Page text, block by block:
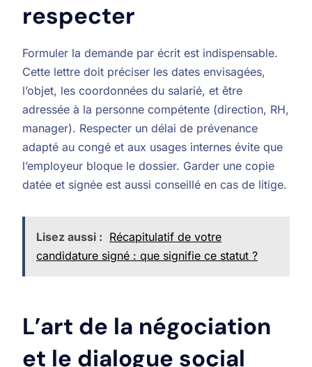
respecter
Formuler la demande par écrit est indispensable.
Cette lettre doit préciser les dates envisagées,
l’objet, les coordonnées du salarié, et être
adressée à la personne compétente (direction, RH,
manager). Respecter un délai de prévenance
adapté au congé et aux usages internes évite que
l’employeur bloque le dossier. Garder une copie
datée et signée est aussi conseillé en cas de litige.
Lisez aussi : Récapitulatif de votre
candidature signé : que signifie ce statut ?
L’art de la négociation
et le dialogue social